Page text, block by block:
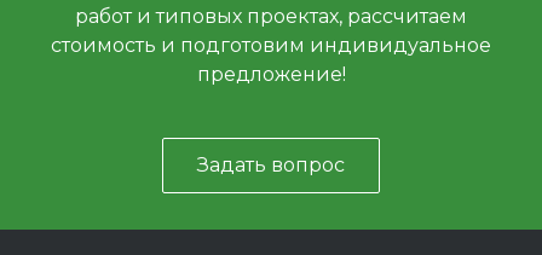
работ и типовых проектах, рассчитаем
стоимость и подготовим индивидуальное
предложение!
Задать вопрос